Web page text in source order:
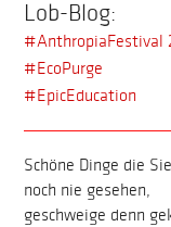
Lob-Blog:
#AnthropiaFestival
#EcoPurge
#EpicEducation
Schöne Dinge die Sie
noch nie gesehen,
geschweige denn